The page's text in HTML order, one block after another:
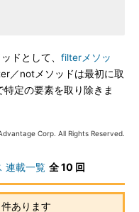
ドとして、 filterメソッ
／notメソッドは最初に取
定の要素を取り除きま
Corp. All Rights Reserved.
連載一覧 全 10 回
あります